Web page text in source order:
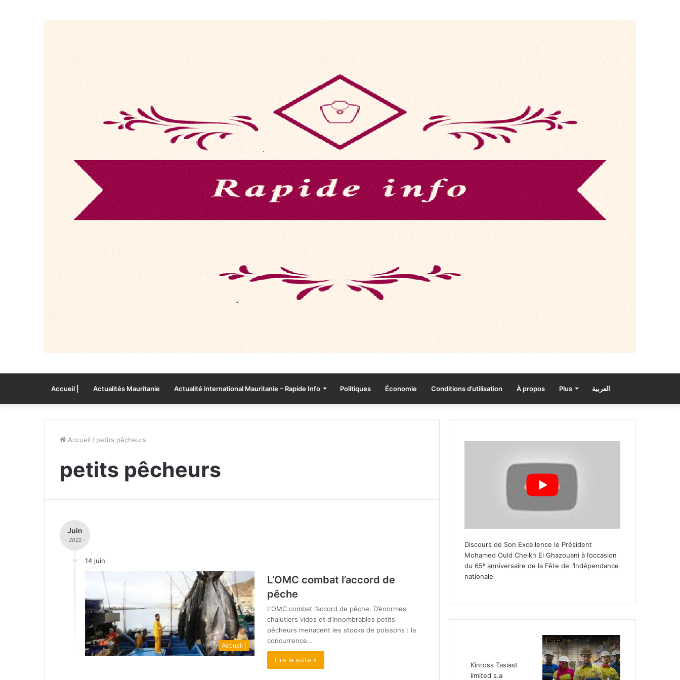
Accueil | Actualités Mauritanie Actualité international Mauritanie – Rapide Info Politiques Économie Conditions d’utilisation À propos Plus العربية
Accueil / petits pêcheurs
petits pêcheurs
Juin
- 2022 -
14 juin
Accueil |
L’OMC combat l’accord de
pêche
L’OMC combat l’accord de pêche. D’énormes
chalutiers vides et d’innombrables petits
pêcheurs menacent les stocks de poissons : la
concurrence…
Lire la suite »
Discours de Son Excellence le Président
Mohamed Ould Cheikh El Ghazouani à l’occasion
du 65ᵉ anniversaire de la Fête de l’Indépendance
nationale
Kinross Tasiast
limited s.a